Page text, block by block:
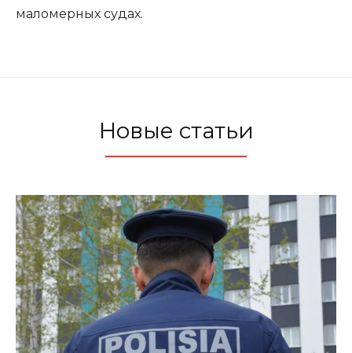
маломерных судах.
Новые статьи